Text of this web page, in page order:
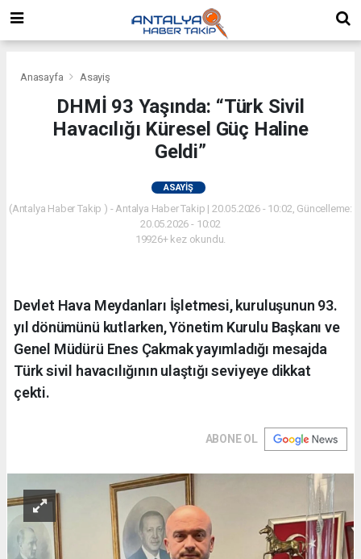
Anasayfa Asayiş
DHMİ 93 Yaşında: “Türk Sivil
Havacılığı Küresel Güç Haline
Geldi”
ASAYIŞ
(Antalya Haber Takip ) - Antalya Haber Takip | 20.05.2026 - 10:02, Güncelleme:
20.05.2026 - 10:02
19926+ kez okundu.
Devlet Hava Meydanları İşletmesi, kuruluşunun 93.
yıl dönümünü kutlarken, Yönetim Kurulu Başkanı ve
Genel Müdürü Enes Çakmak yayımladığı mesajda
Türk sivil havacılığının ulaştığı seviyeye dikkat
çekti.
ABONE OL